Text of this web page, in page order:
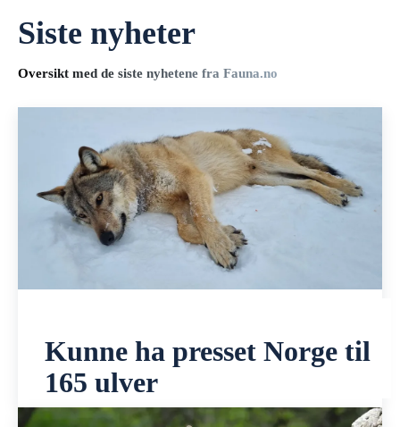
Siste nyheter
Oversikt med de siste nyhetene fra Fauna.no
Kunne ha presset Norge til
165 ulver